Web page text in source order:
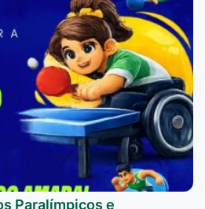
Paralímpicos e